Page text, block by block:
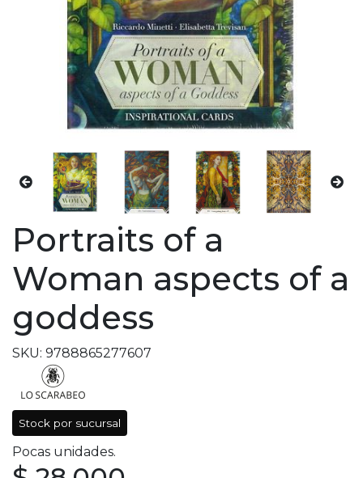
Portraits of a
Woman aspects of a
goddess
SKU: 9788865277607
Stock por sucursal
Pocas unidades.